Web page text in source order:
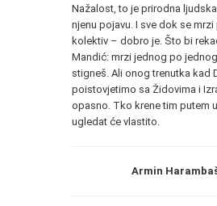
Nažalost, to je prirodna
njenu pojavu. I sve dok se
kolektiv – dobro je. Što bi
Mandić: mrzi jednog po
stigneš. Ali onog trenutka kad
poistovjetimo sa Židovima i
opasno. Tko krene tim putem
ugledat će vlastito.
Armin